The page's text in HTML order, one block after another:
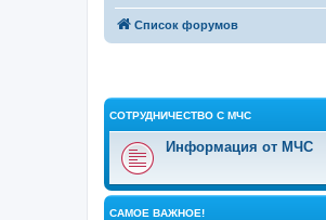
Список форумов
СОТРУДНИЧЕСТВО С МЧС
Информация от МЧС
САМОЕ ВАЖНОЕ!